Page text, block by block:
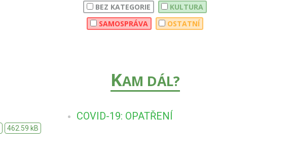
462.59 kB
BEZ KATEGORIE
KULTURA
SAMOSPRÁVA
OSTATNÍ
KAM DÁL?
COVID-19: OPATŘENÍ